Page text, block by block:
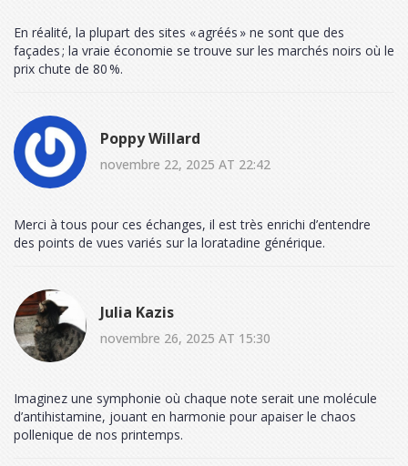
En réalité, la plupart des sites « agréés » ne sont que des
façades ; la vraie économie se trouve sur les marchés noirs où le
prix chute de 80 %.
Poppy Willard
novembre 22, 2025 AT 22:42
Merci à tous pour ces échanges, il est très enrichi d’entendre
des points de vues variés sur la loratadine générique.
Julia Kazis
novembre 26, 2025 AT 15:30
Imaginez une symphonie où chaque note serait une molécule
d’antihistamine, jouant en harmonie pour apaiser le chaos
pollenique de nos printemps.